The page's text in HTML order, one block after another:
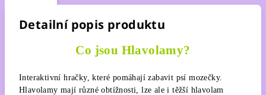
Detailní popis produktu
Co jsou Hlavolamy?
Interaktivní hračky, které pomáhají zabavit psí mozečky.
Hlavolamy mají různé obtížnosti, lze ale i těžší hlavolam